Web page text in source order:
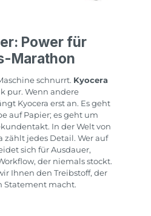
Power für
Marathon
schnurrt. Kyocera
pur. Wenn andere
Kyocera erst an. Es geht
auf Papier; es geht um
In der Welt von
zählt jedes Detail. Wer auf
sich für Ausdauer,
der niemals stockt.
Ihnen den Treibstoff, der
Statement macht.